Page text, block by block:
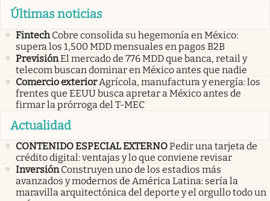
Últimas noticias
Fintech Cobre consolida su hegemonía en México:
supera los 1,500 MDD mensuales en pagos B2B
PrevisiónEl mercado de 776 MDD que banca, retail y
telecom buscan dominar en México antes que nadie
Comercio exterior Agrícola, manufactura y energía: los
frentes que EEUU busca apretar a México antes de
firmar la prórroga del T-MEC
Actualidad
CONTENIDO ESPECIAL EXTERNOPedir una tarjeta de
crédito digital: ventajas y lo que conviene revisar
Inversión Construyen uno de los estadios más
avanzados y modernos de América Latina: sería la
maravilla arquitectónica del deporte y el orgullo todo un